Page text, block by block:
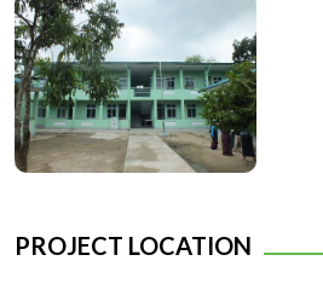
PROJECT LOCATION